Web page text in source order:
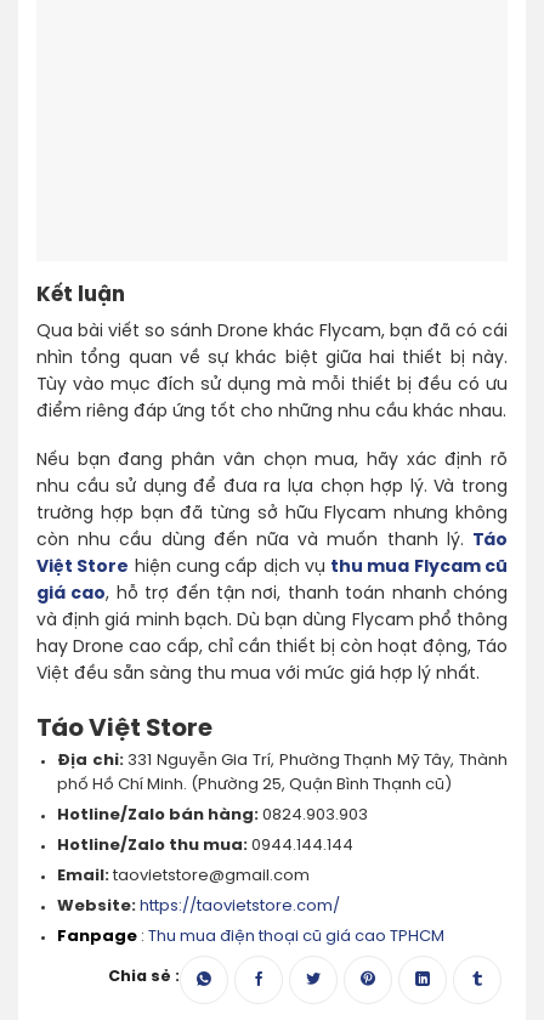
Kết luận
Qua bài viết so sánh Drone khác Flycam, bạn đã có cái
nhìn tổng quan về sự khác biệt giữa hai thiết bị này.
Tùy vào mục đích sử dụng mà mỗi thiết bị đều có ưu
điểm riêng đáp ứng tốt cho những nhu cầu khác nhau.
Nếu bạn đang phân vân chọn mua, hãy xác định rõ
nhu cầu sử dụng để đưa ra lựa chọn hợp lý. Và trong
trường hợp bạn đã từng sở hữu Flycam nhưng không
còn nhu cầu dùng đến nữa và muốn thanh lý. Táo
Việt Store hiện cung cấp dịch vụ thu mua Flycam cũ
giá cao, hỗ trợ đến tận nơi, thanh toán nhanh chóng
và định giá minh bạch. Dù bạn dùng Flycam phổ thông
hay Drone cao cấp, chỉ cần thiết bị còn hoạt động, Táo
Việt đều sẵn sàng thu mua với mức giá hợp lý nhất.
Táo Việt Store
Địa chỉ:331 Nguyễn Gia Trí, Phường Thạnh Mỹ Tây, Thành
phố Hồ Chí Minh. (Phường 25, Quận Bình Thạnh cũ)
Hotline/Zalo bán hàng:0824.903.903
Hotline/Zalo thu mua:0944.144.144
Email:taovietstore@gmail.com
Website: https://taovietstore.com/
Fanpage : Thu mua điện thoại cũ giá cao TPHCM
Chia sẻ :